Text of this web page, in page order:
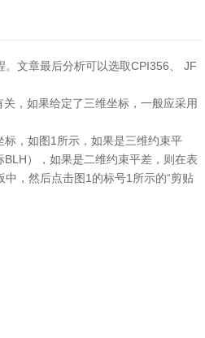
文章最后分析可以选取CPI356、 JF
，如果给定了三维坐标，一般应采用
，如图1所示，如果是三维约束平
），如果是二维约束平差，则在表
，然后点击图1的标号1所示的“剪贴